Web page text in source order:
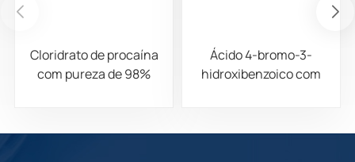
Cloridrato de procaína
com pureza de 98%
Ácido 4-bromo-3-
hidroxibenzoico com